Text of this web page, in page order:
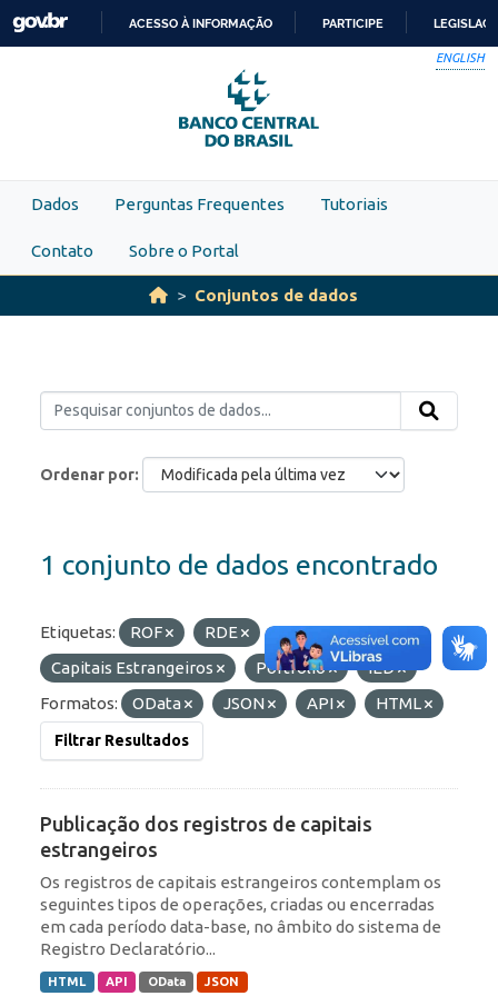
Skip to main content
PARA
O
CONTEÚDO
ACESSO À INFORMAÇÃO PARTICIPE
ENGLISH
Dados Perguntas Frequentes Tutoriais
Contato Sobre o Portal
Conjuntos de dados
Ordenar por
1 conjunto de dados encontrado
Etiquetas: ROF
RDE
Capitais Estrangeiros
Portfólio
IED
Formatos:
OData JSON API HTML
Filtrar Resultados
Publicação dos registros de capitais
estrangeiros
Os registros de capitais estrangeiros contemplam os
seguintes tipos de operações, criadas ou encerradas
em cada período data-base, no âmbito do sistema de
Registro Declaratório...
HTML API OData JSON